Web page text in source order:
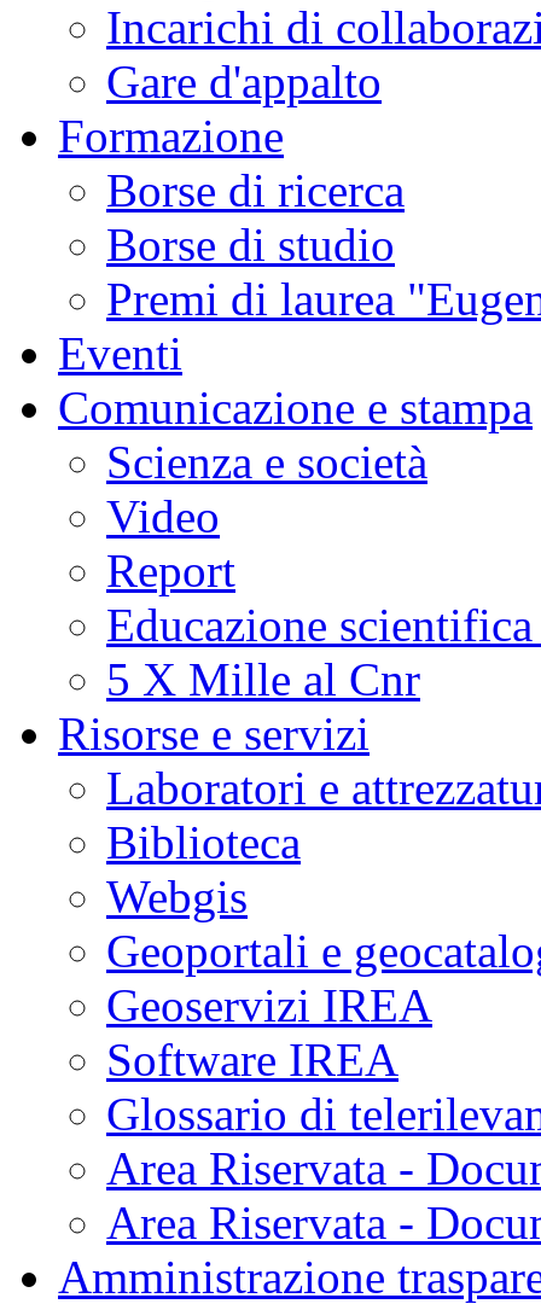
Incarichi di
Gare d'appalto
Formazione
Borse di ricerca
Borse di studio
Premi di laurea
Eventi
Comunicazione e stampa
Scienza e società
Video
Report
Educazione
5 X Mille al Cnr
Risorse e servizi
Laboratori e
Biblioteca
Webgis
Geoportali e
Geoservizi IREA
Software IREA
Glossario di
Area Riservata -
Area Riservata -
Amministrazione